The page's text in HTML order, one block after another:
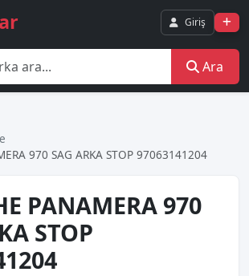
Giriş
Ara
970 SAG ARKA STOP 97063141204
PANAMERA 970
STOP